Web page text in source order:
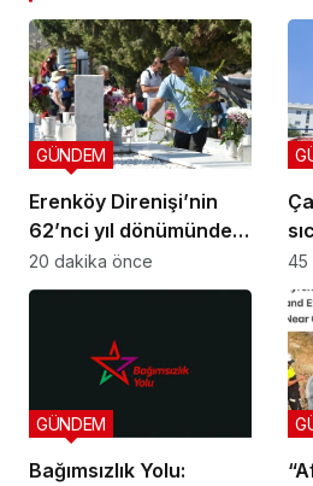
Erenköy Direnişi’nin
62’nci yıl dönümünde
şehitler törenle anıldı
GÜNDEM
20 dakika önce
iş
45
Bağımsızlık Yolu:
GÜNDEM